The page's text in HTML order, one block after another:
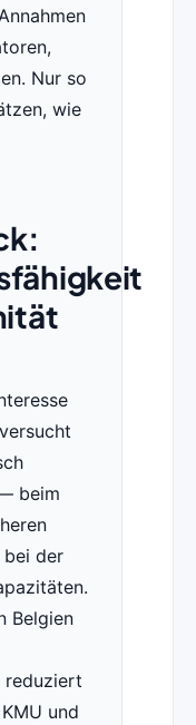
Nur so
wie
beim
bei der
Belgien
reduziert
und